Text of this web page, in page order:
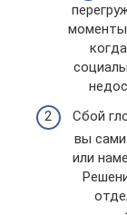
Сбой
вы сами
или